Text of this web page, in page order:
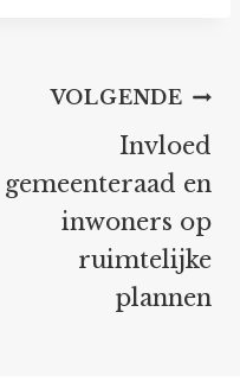
VOLGENDE
Invloed
gemeenteraad en
inwoners op
ruimtelijke
plannen